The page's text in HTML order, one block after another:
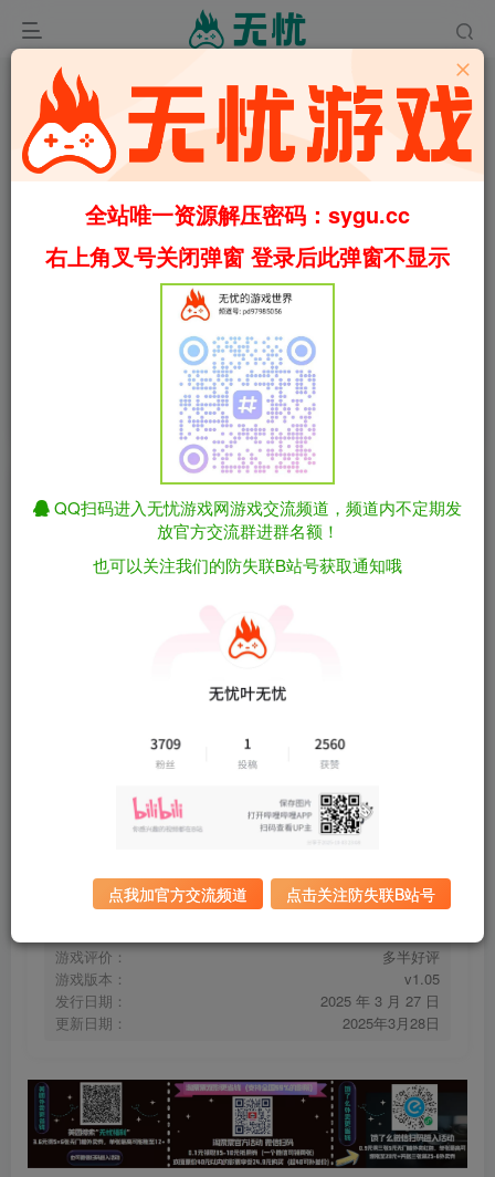
0:00/01:28 speed
死或生：维纳斯璀璨假期/Venus Vacation
PRISM – DEAD OR ALIVE Xtreme – v1.05（官
叶无忧
2个月前更新
关注 私信
PRISM – DEAD OR ALIVE Xtreme – v1.05（官中）
行教程排查
迅雷下载
全站统一解压密码：
sygu.cc
游戏评价：
多半好评
游戏版本：
v1.05
发行日期：
2025 年 3 月 27 日
更新日期：
2025年3月28日
全站唯一资源解压密码：sygu.cc
右上角叉号关闭弹窗 登录后此弹窗不显示
QQ扫码进入无忧游戏网游戏交流频道，频道内不定期发
放官方交流群进群名额！
也可以关注我们的防失联B站号获取通知哦
点我加官方交流频道 点击关注防失联B站号